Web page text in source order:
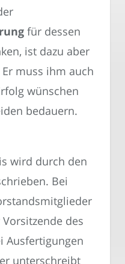
für dessen
ist dazu aber
muss ihm auch
wünschen
bedauern.
wird durch den
Bei
des
Ausfertigungen
unterschreibt